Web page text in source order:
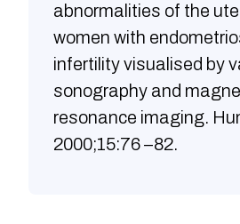
abnormalities of the
women with
infertility visualised by
sonography and
resonance imaging.
2000;15:76 –82.